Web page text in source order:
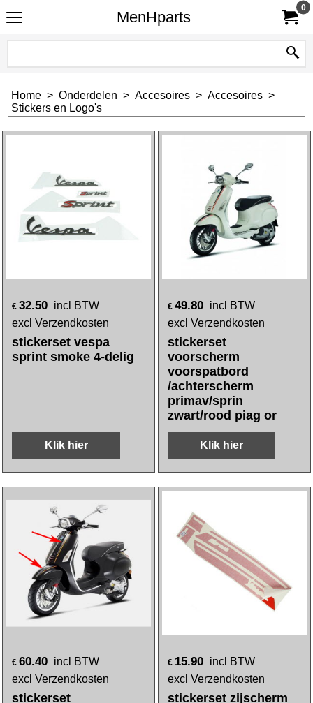
MenHparts
0
Home > Onderdelen > Accesoires > Accesoires >
Stickers en Logo's
€ 32.50 incl BTW
excl Verzendkosten
stickerset vespa
sprint smoke 4-delig
Klik hier
€ 49.80 incl BTW
excl Verzendkosten
stickerset
voorscherm
voorspatbord
/achterscherm
primav/sprin
zwart/rood piag or
Klik hier
€ 60.40 incl BTW
excl Verzendkosten
stickerset
€ 15.90 incl BTW
excl Verzendkosten
stickerset zijscherm